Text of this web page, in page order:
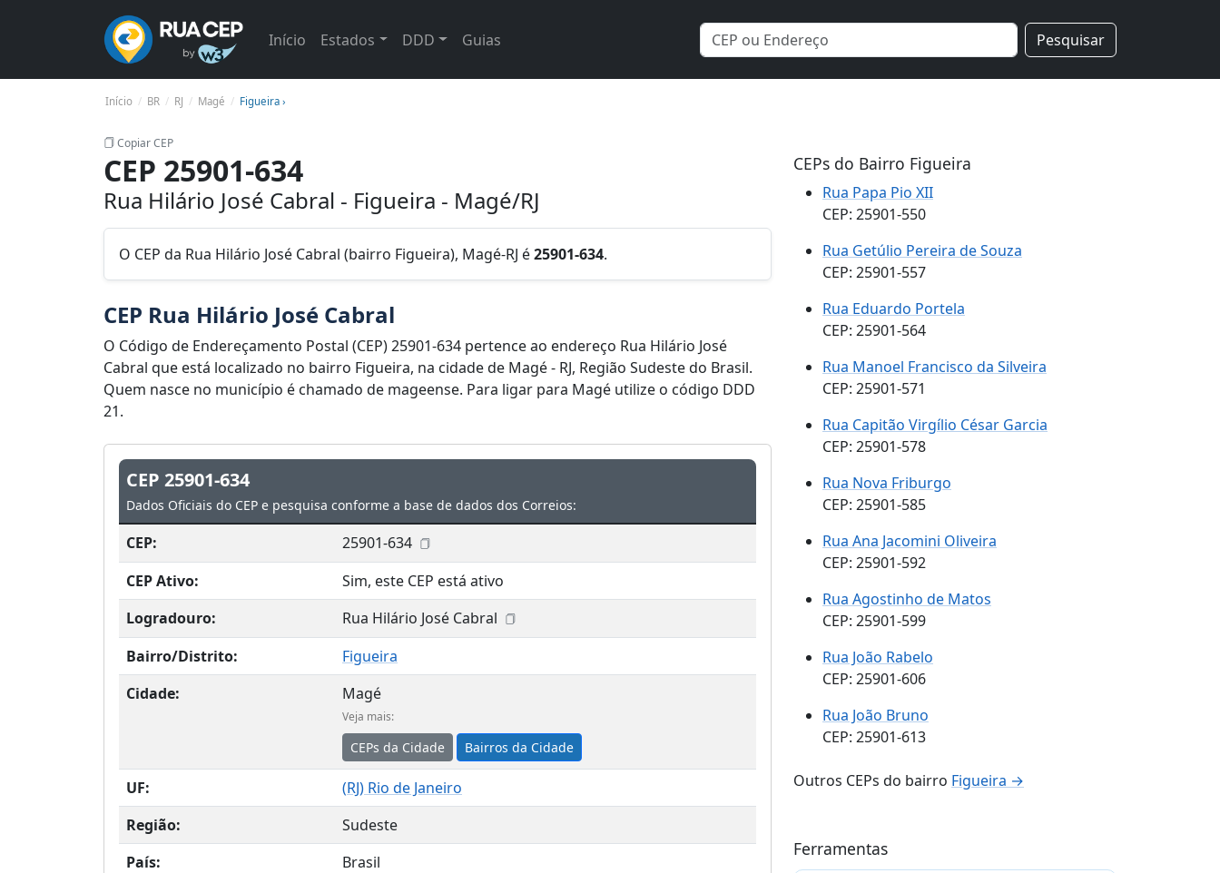
Início Estados DDD Guias Pesquisar
Início BR RJ Magé Figueira ›
Copiar CEP
CEP 25901-634
Rua Hilário José Cabral - Figueira - Magé/RJ
O CEP da Rua Hilário José Cabral (bairro Figueira), Magé-RJ é25901-634.
CEP Rua Hilário José Cabral
O Código de Endereçamento Postal (CEP) 25901-634 pertence ao endereço Rua Hilário José
Cabral que está localizado no bairro Figueira, na cidade de Magé - RJ, Região Sudeste do Brasil.
Quem nasce no município é chamado de mageense. Para ligar para Magé utilize o código DDD
21.
CEP 25901-634
Dados Oficiais do CEP e pesquisa conforme a base de dados dos Correios:
CEP:
25901-634
CEP Ativo:
Sim, este CEP está ativo
Logradouro:
Rua Hilário José Cabral
Bairro/Distrito:
Figueira
Cidade:
Magé
Veja mais:
CEPs da Cidade Bairros da Cidade
UF: (RJ) Rio de Janeiro
Região:
Sudeste
País:
Brasil
CEPs do Bairro Figueira
Rua Papa Pio XII
CEP: 25901-550
Rua Getúlio Pereira de Souza
CEP: 25901-557
Rua Eduardo Portela
CEP: 25901-564
Rua Manoel Francisco da Silveira
CEP: 25901-571
Rua Capitão Virgílio César Garcia
CEP: 25901-578
Rua Nova Friburgo
CEP: 25901-585
Rua Ana Jacomini Oliveira
CEP: 25901-592
Rua Agostinho de Matos
CEP: 25901-599
Rua João Rabelo
CEP: 25901-606
Rua João Bruno
CEP: 25901-613
Outros CEPs do bairro Figueira →
Ferramentas